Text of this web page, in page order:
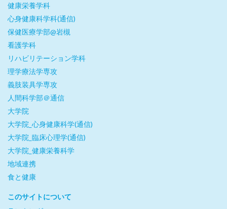
健康栄養学科
心身健康科学科(通信)
保健医療学部@岩槻
看護学科
リハビリテーション学科
理学療法学専攻
義肢装具学専攻
人間科学部＠通信
大学院
大学院_心身健康科学(通信)
大学院_臨床心理学(通信)
大学院_健康栄養科学
地域連携
食と健康
このサイトについて